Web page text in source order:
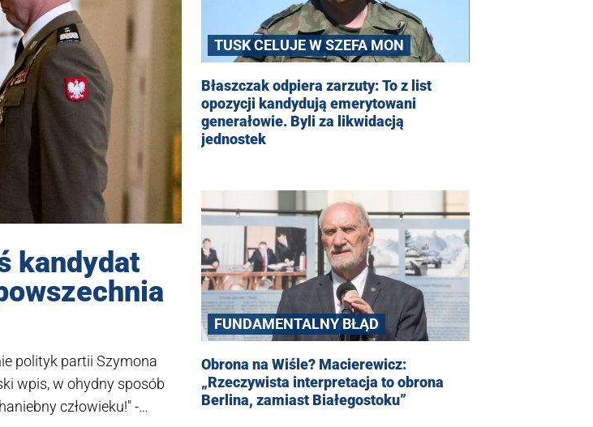
kandydat
polityk partii Szymona
wpis, w ohydny sposób
człowieku!" -
TUSK CELUJE W SZEFA MON
Błaszczak odpiera zarzuty: To z list
opozycji kandydują emerytowani
generałowie. Byli za likwidacją
jednostek
FUNDAMENTALNY BŁĄD
Obrona na Wiśle? Macierewicz:
„Rzeczywista interpretacja to obrona
Berlina, zamiast Białegostoku”